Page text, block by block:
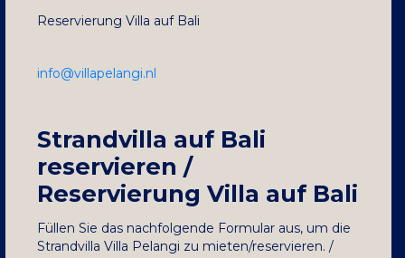
Reservierung Villa auf Bali
info@villapelangi.nl
Strandvilla auf Bali
reservieren /
Reservierung Villa auf Bali
Füllen Sie das nachfolgende Formular aus, um die
Strandvilla Villa Pelangi zu mieten/reservieren. /